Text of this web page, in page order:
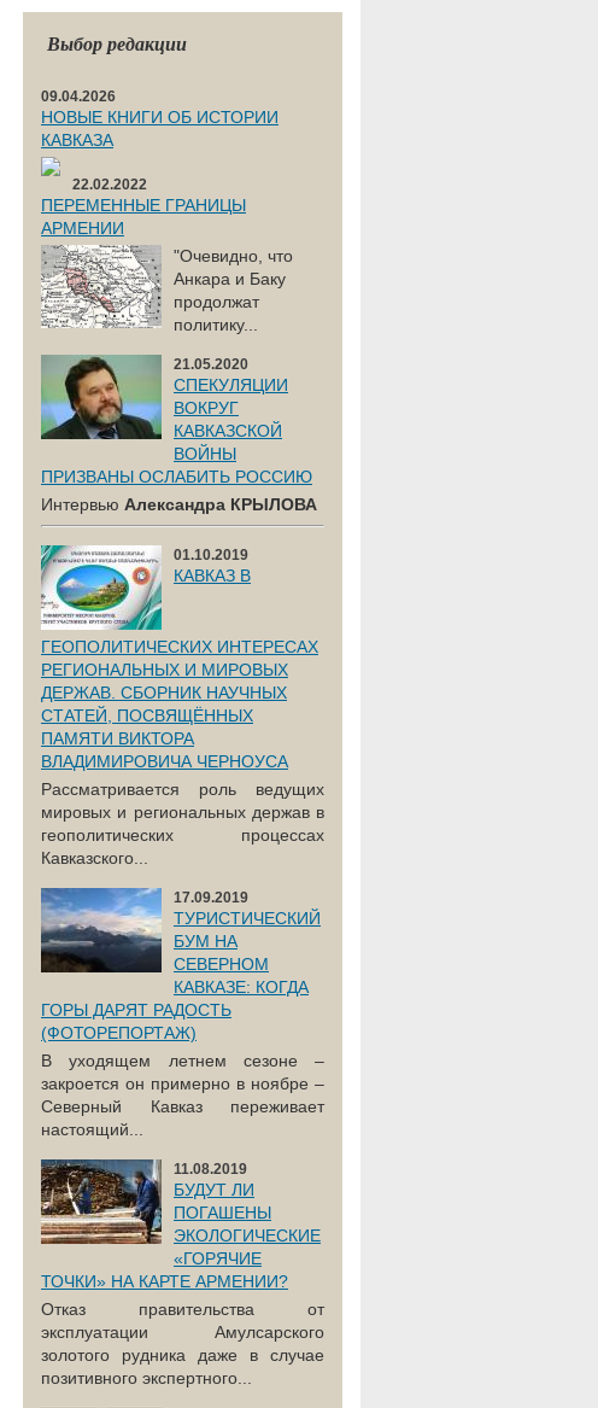
Выбор редакции
09.04.2026
НОВЫЕ КНИГИ ОБ ИСТОРИИ
КАВКАЗА
22.02.2022
ПЕРЕМЕННЫЕ ГРАНИЦЫ
АРМЕНИИ
"Очевидно, что
Анкара и Баку
продолжат
политику...
21.05.2020
СПЕКУЛЯЦИИ
ВОКРУГ
КАВКАЗСКОЙ
ВОЙНЫ
ПРИЗВАНЫ ОСЛАБИТЬ РОССИЮ
Интервью Александра КРЫЛОВА
01.10.2019
КАВКАЗ В
ГЕОПОЛИТИЧЕСКИХ ИНТЕРЕСАХ
РЕГИОНАЛЬНЫХ И МИРОВЫХ
ДЕРЖАВ. СБОРНИК НАУЧНЫХ
СТАТЕЙ, ПОСВЯЩЁННЫХ
ПАМЯТИ ВИКТОРА
ВЛАДИМИРОВИЧА ЧЕРНОУСА
Рассматривается роль ведущих
мировых и региональных держав в
геополитических процессах
Кавказского...
17.09.2019
ТУРИСТИЧЕСКИЙ
БУМ НА
СЕВЕРНОМ
КАВКАЗЕ: КОГДА
ГОРЫ ДАРЯТ РАДОСТЬ
(ФОТОРЕПОРТАЖ)
В уходящем летнем сезоне –
закроется он примерно в ноябре –
Северный Кавказ переживает
настоящий...
11.08.2019
БУДУТ ЛИ
ПОГАШЕНЫ
ЭКОЛОГИЧЕСКИЕ
«ГОРЯЧИЕ
ТОЧКИ» НА КАРТЕ АРМЕНИИ?
Отказ правительства от
эксплуатации Амулсарского
золотого рудника даже в случае
позитивного экспертного...